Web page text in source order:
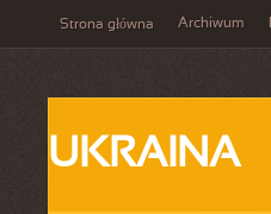
Strona główna Archiwum
UKRAINA